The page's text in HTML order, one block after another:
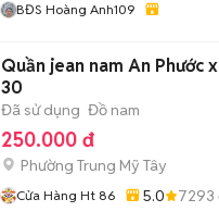
BĐS Hoàng Anh109
Quần jean nam An Phước
30
Đã sử dụng Đồ nam
250.000 đ
Phường Trung Mỹ Tây
Cửa Hàng Ht 86 5.0 7293